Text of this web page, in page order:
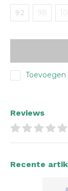
92 98
Toevoegen
Reviews
Recente